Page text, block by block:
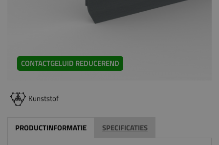
CONTACTGELUID REDUCEREND
Kunststof
PRODUCTINFORMATIE SPECIFICATIES